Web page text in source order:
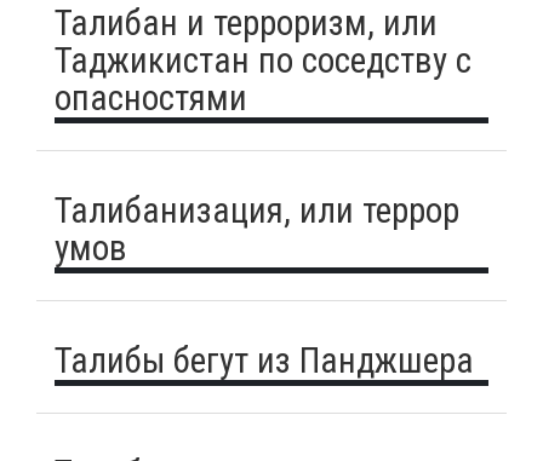
Талибан и терроризм, или
Таджикистан по соседству с
опасностями
Талибанизация, или террор
умов
Талибы бегут из Панджшера